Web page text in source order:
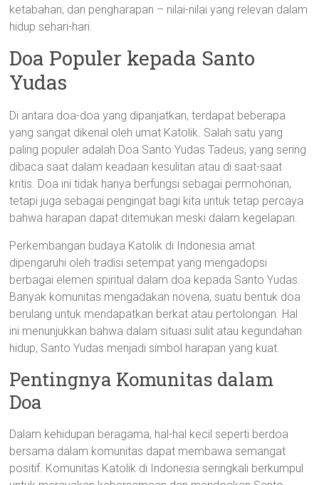
ketabahan, dan pengharapan – nilai-nilai yang relevan dalam
hidup sehari-hari.
Doa Populer kepada Santo
Yudas
Di antara doa-doa yang dipanjatkan, terdapat beberapa
yang sangat dikenal oleh umat Katolik. Salah satu yang
paling populer adalah Doa Santo Yudas Tadeus, yang sering
dibaca saat dalam keadaan kesulitan atau di saat-saat
kritis. Doa ini tidak hanya berfungsi sebagai permohonan,
tetapi juga sebagai pengingat bagi kita untuk tetap percaya
bahwa harapan dapat ditemukan meski dalam kegelapan.
Perkembangan budaya Katolik di Indonesia amat
dipengaruhi oleh tradisi setempat yang mengadopsi
berbagai elemen spiritual dalam doa kepada Santo Yudas.
Banyak komunitas mengadakan novena, suatu bentuk doa
berulang untuk mendapatkan berkat atau pertolongan. Hal
ini menunjukkan bahwa dalam situasi sulit atau kegundahan
hidup, Santo Yudas menjadi simbol harapan yang kuat.
Pentingnya Komunitas dalam
Doa
Dalam kehidupan beragama, hal-hal kecil seperti berdoa
bersama dalam komunitas dapat membawa semangat
positif. Komunitas Katolik di Indonesia seringkali berkumpul